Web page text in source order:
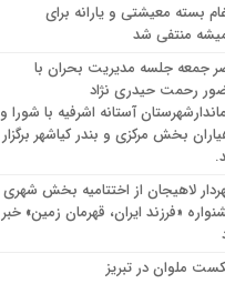
مراسم تشییع پیکر مطهر آقای
– مشهد
تشییع پیکر مطهر آقای شهید ایران –
از تراکم جمعیت حاضر در میدان
نجف اشرف
بسته معیشتی و یارانه برای
منتفی شد
جمعه جلسه مدیریت بحران با
رحمت حیدری نژاد
آستانه اشرفیه با شورا و
بخش مرکزی و بندر کیاشهر برگزار
لاهیجان از اختتامیه بخش شهری
«فرزند ایران، قهرمان زمین» خبر
ملوان در تبریز